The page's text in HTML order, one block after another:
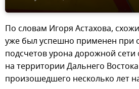
По словам Игоря Астахова,
уже был успешно применен при
подсчетов урона дорожной
на территории Дальнего
произошедшего несколько лет